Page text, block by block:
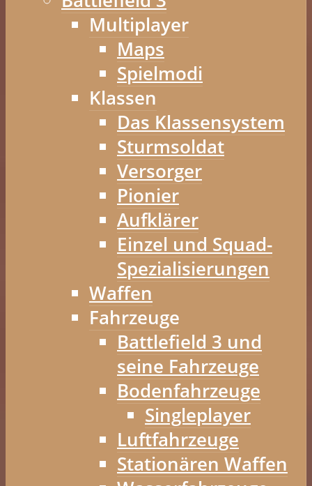
Multiplayer
Maps
Spielmodi
Klassen
Das Klassensystem
Sturmsoldat
Versorger
Pionier
Aufklärer
Einzel und Squad-
Spezialisierungen
Waffen
Fahrzeuge
Battlefield 3 und
seine Fahrzeuge
Bodenfahrzeuge
Singleplayer
Luftfahrzeuge
Stationären Waffen